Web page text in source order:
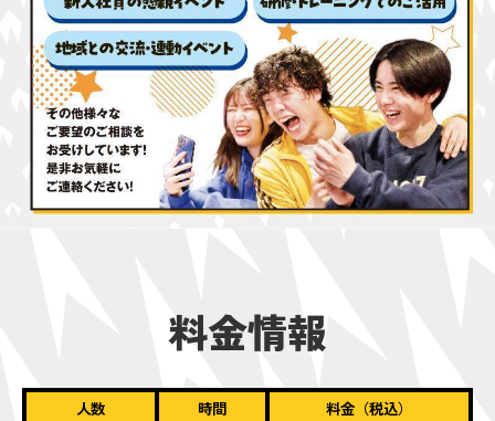
料金情報
人数 時間 料金（税込）